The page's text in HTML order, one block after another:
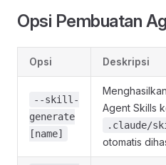
Opsi Pembuatan
Opsi Deskripsi
--skill-
generate
[name]
Agent Skills
.claude/
otomatis